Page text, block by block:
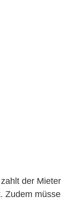
der
Zudem